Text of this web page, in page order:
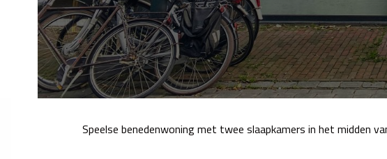
Speelse benedenwoning met twee slaapkamers in het midden